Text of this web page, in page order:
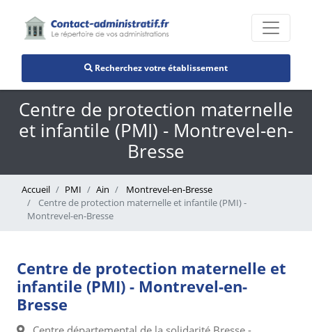
Recherchez votre établissement
Centre de protection maternelle
et infantile (PMI) - Montrevel-en-
Bresse
Accueil PMI Ain
Montrevel-en-Bresse
Centre de protection maternelle et infantile (PMI) -
Montrevel-en-Bresse
Centre de protection maternelle et
infantile (PMI) - Montrevel-en-
Bresse